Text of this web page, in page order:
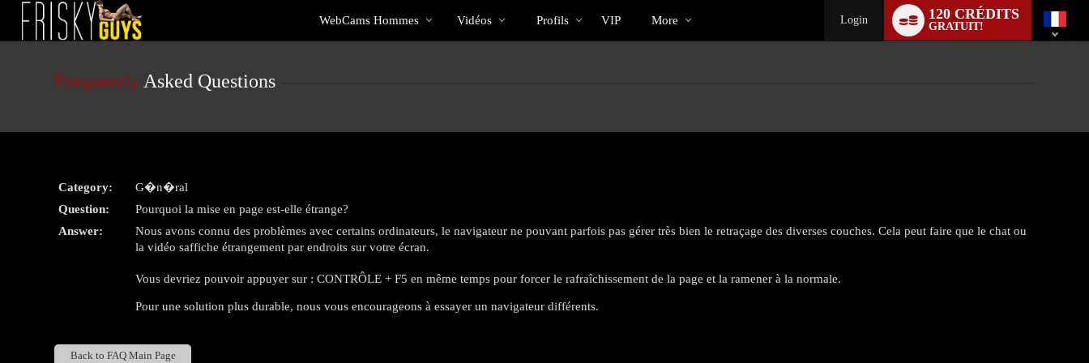
User
status
Cams
WebCams Hommes Vidéos Profils VIP More Login 120 CRÉDITS
GRATUIT!
Frequently Asked Questions
Category:
G�n�ral
Question:
Pourquoi la mise en page est-elle étrange?
Answer:
Nous avons connu des problèmes avec certains ordinateurs, le navigateur ne pouvant parfois pas gérer très bien le retraçage des diverses couches. Cela peut faire que le chat ou
la vidéo saffiche étrangement par endroits sur votre écran.
Vous devriez pouvoir appuyer sur : CONTRÔLE + F5 en même temps pour forcer le rafraîchissement de la page et la ramener à la normale.
Pour une solution plus durable, nous vous encourageons à essayer un navigateur différents.
Back to FAQ Main Page